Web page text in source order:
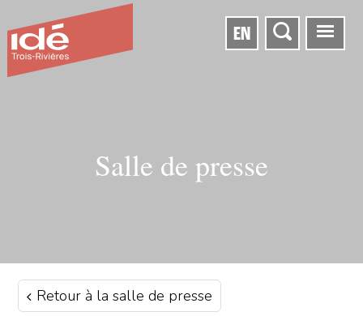
EN
Salle de presse
Retour à la salle de presse